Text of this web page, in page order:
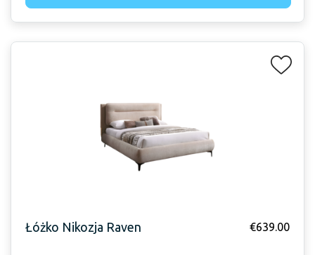
Łóżko Nikozja Raven €639.00